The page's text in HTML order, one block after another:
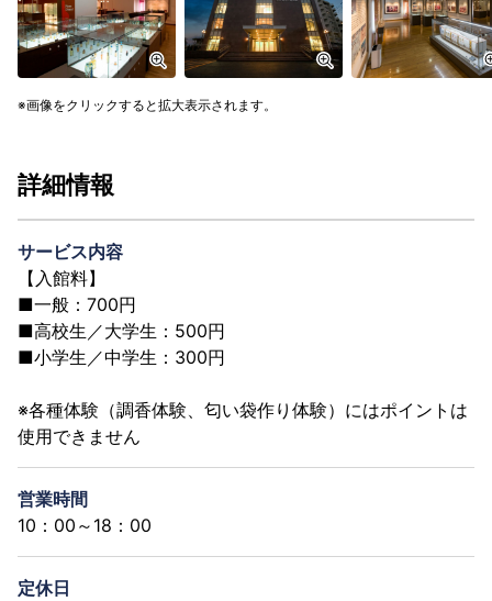
画像をクリックすると拡大表示されます。
詳細情報
サービス内容
【入館料】
■一般：700円
■高校生／大学生：500円
■小学生／中学生：300円
※各種体験（調香体験、匂い袋作り体験）にはポイントは
使用できません
営業時間
10：00～18：00
定休日